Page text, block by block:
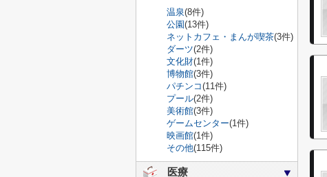
温泉(8件)
公園(13件)
ネットカフェ・まんが喫茶(3件)
ダーツ(2件)
文化財(1件)
博物館(3件)
パチンコ(11件)
プール(2件)
美術館(3件)
ゲームセンター(1件)
映画館(1件)
その他(115件)
医療